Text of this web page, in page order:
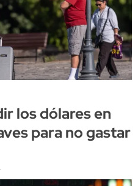
los dólares en
para no gastar